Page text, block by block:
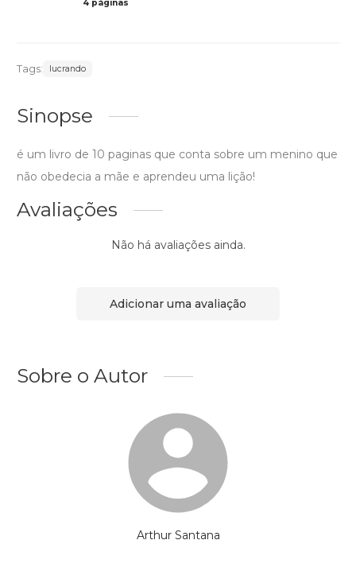
4 páginas
Tags: lucrando
Sinopse
é um livro de 10 paginas que conta sobre um menino que
não obedecia a mãe e aprendeu uma lição!
Avaliações
Não há avaliações ainda.
Adicionar uma avaliação
Sobre o Autor
Arthur Santana